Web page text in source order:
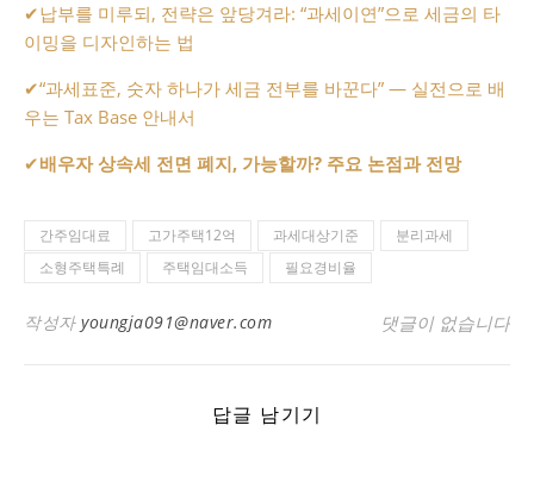
✔납부를 미루되, 전략은 앞당겨라: “과세이연”으로 세금의 타
이밍을 디자인하는 법
✔“과세표준, 숫자 하나가 세금 전부를 바꾼다” — 실전으로 배
우는 Tax Base 안내서
✔배우자 상속세 전면 폐지, 가능할까? 주요 논점과 전망
간주임대료 고가주택12억 과세대상기준
분리과세
소형주택특례
주택임대소득 필요경비율
작성자 youngja091@naver.com 댓글이 없습니다
답글 남기기